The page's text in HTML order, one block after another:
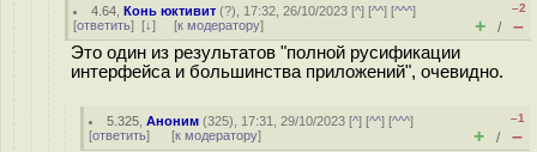
4.64 ,Конь юктивит (?), 17:32, 26/10/2023 [^] [^^] [^^^]
[ответить] [↓] [к модератору]
–2
+ / –
Это один из результатов "полной русификации
интерфейса и большинства приложений", очевидно.
5.325 ,Аноним (325), 17:31, 29/10/2023 [^] [^^] [^^^]
[ответить] [к модератору]
–1
+ / –